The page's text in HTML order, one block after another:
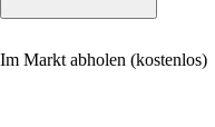
Im Markt abholen (kostenlos)